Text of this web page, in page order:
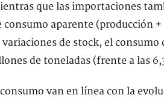
que las importaciones
consumo aparente (producción
de stock, el
de toneladas (frente a las
van en línea con la